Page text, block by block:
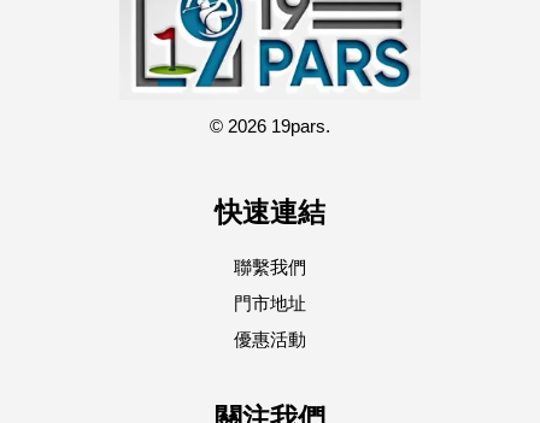
© 2026 19pars.
快速連結
聯繫我們
門市地址
優惠活動